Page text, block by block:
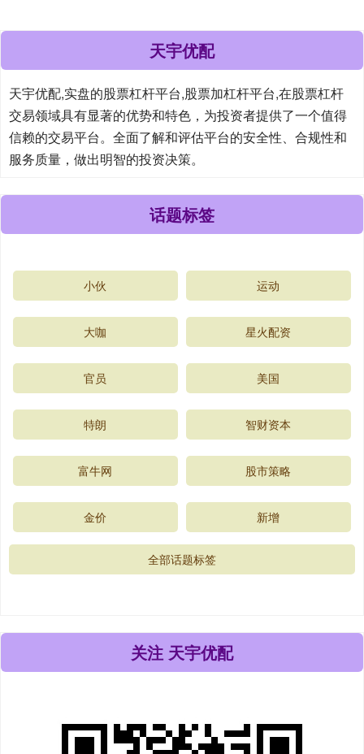
天宇优配
天宇优配,实盘的股票杠杆平台,股票加杠杆平台,在股票杠杆
交易领域具有显著的优势和特色，为投资者提供了一个值得
信赖的交易平台。全面了解和评估平台的安全性、合规性和
服务质量，做出明智的投资决策。
话题标签
小伙 运动
大咖 星火配资
官员 美国
特朗 智财资本
富牛网 股市策略
金价 新增
全部话题标签
关注 天宇优配